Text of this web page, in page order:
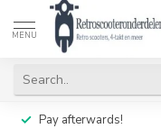
MENU
Pay afterwards!